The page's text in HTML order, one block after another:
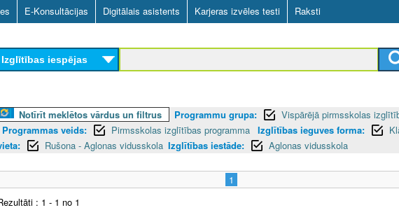
Skip
to
main
content
E-Konsultācijas Digitālais asistents Karjeras izvēles testi Raksti
Izglītības iespējas
Notīrīt meklētos vārdus un filtrus Programmu grupa:
Vispārējā pirmsskolas
Programmas veids:
Pirmsskolas izglītības programma Izglītības ieguves forma:
Rušona - Aglonas vidusskola Izglītības iestāde: Aglonas vidusskola
1
: 1 - 1 no 1